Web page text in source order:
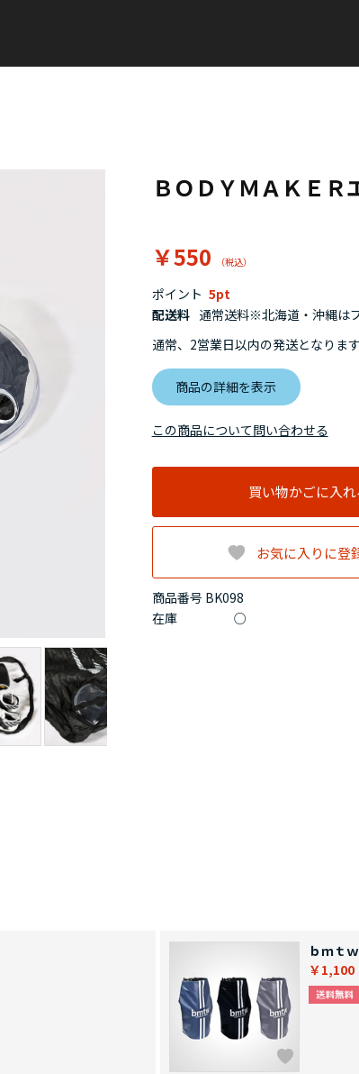
ＢＯＤＹＭＡＫＥＲ
￥550
商品番号 BK098
ポイント 5
在庫 ○
配送料 通常送料※北海道・沖縄は
通常、2営業日以内の発送となります
商品の詳細を表示
買い物かごに入れ
お気に入りに登
この商品について問い合わせる
ｂｍｔ
￥1,100